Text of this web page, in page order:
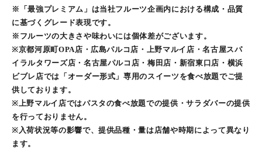
※「最強プレミアム」は当社フルーツ企画内における構成・品質
に基づくグレード表現です。
※フルーツの大きさや味わいには個体差がございます。
※京都河原町OPA店・広島パルコ店・上野マルイ店・名古屋スパ
イラルタワーズ店・名古屋パルコ店・梅田店・新宿東口店・横浜
ビブレ店では「オーダー形式」専用のスイーツを食べ放題でご提
供しております。
※上野マルイ店ではパスタの食べ放題での提供・サラダバーの提供
を行っておりません。
※⼊荷状況等の影響で、提供品種・量は店舗や時期によって異なり
ます。